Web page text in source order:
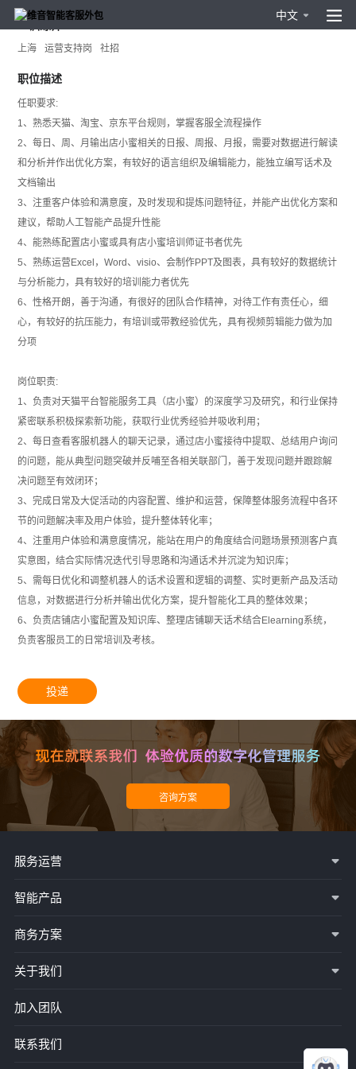
中文
上海 运营支持岗 社招
职位描述
任职要求:
1、熟悉天猫、淘宝、京东平台规则，掌握客服全流程操作
2、每日、周、月输出店小蜜相关的日报、周报、月报，需要对数据进行解读
和分析并作出优化方案，有较好的语言组织及编辑能力，能独立编写话术及
文档输出
3、注重客户体验和满意度，及时发现和提炼问题特征，并能产出优化方案和
建议，帮助人工智能产品提升性能
4、能熟练配置店小蜜或具有店小蜜培训师证书者优先
5、熟练运营Excel，Word、visio、会制作PPT及图表，具有较好的数据统计
与分析能力，具有较好的培训能力者优先
6、性格开朗，善于沟通，有很好的团队合作精神，对待工作有责任心，细
心，有较好的抗压能力，有培训或带教经验优先，具有视频剪辑能力做为加
分项
岗位职责:
1、负责对天猫平台智能服务工具（店小蜜）的深度学习及研究，和行业保持
紧密联系积极探索新功能，获取行业优秀经验并吸收利用；
2、每日查看客服机器人的聊天记录，通过店小蜜接待中提取、总结用户询问
的问题，能从典型问题突破并反哺至各相关联部门，善于发现问题并跟踪解
决问题至有效闭环；
3、完成日常及大促活动的内容配置、维护和运营，保障整体服务流程中各环
节的问题解决率及用户体验，提升整体转化率；
4、注重用户体验和满意度情况，能站在用户的角度结合问题场景预测客户真
实意图，结合实际情况迭代引导思路和沟通话术并沉淀为知识库；
5、需每日优化和调整机器人的话术设置和逻辑的调整、实时更新产品及活动
信息，对数据进行分析并输出优化方案，提升智能化工具的整体效果；
6、负责店铺店小蜜配置及知识库、整理店铺聊天话术结合Elearning系统，
负责客服员工的日常培训及考核。
投递
服务运营
智能产品
商务方案
关于我们
加入团队
联系我们